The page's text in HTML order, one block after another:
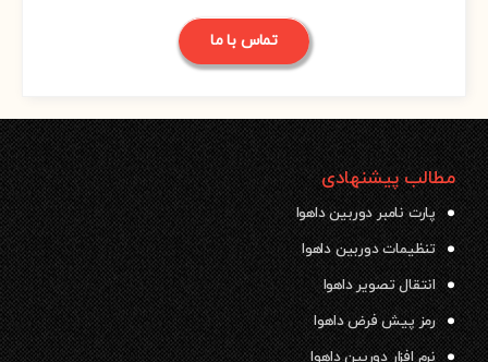
تماس با ما
مطالب پیشنهادی
پارت نامبر دوربین داهوا
تنظیمات دوربین داهوا
انتقال تصویر داهوا
رمز پیش فرض داهوا
نرم افزار دوربین داهوا